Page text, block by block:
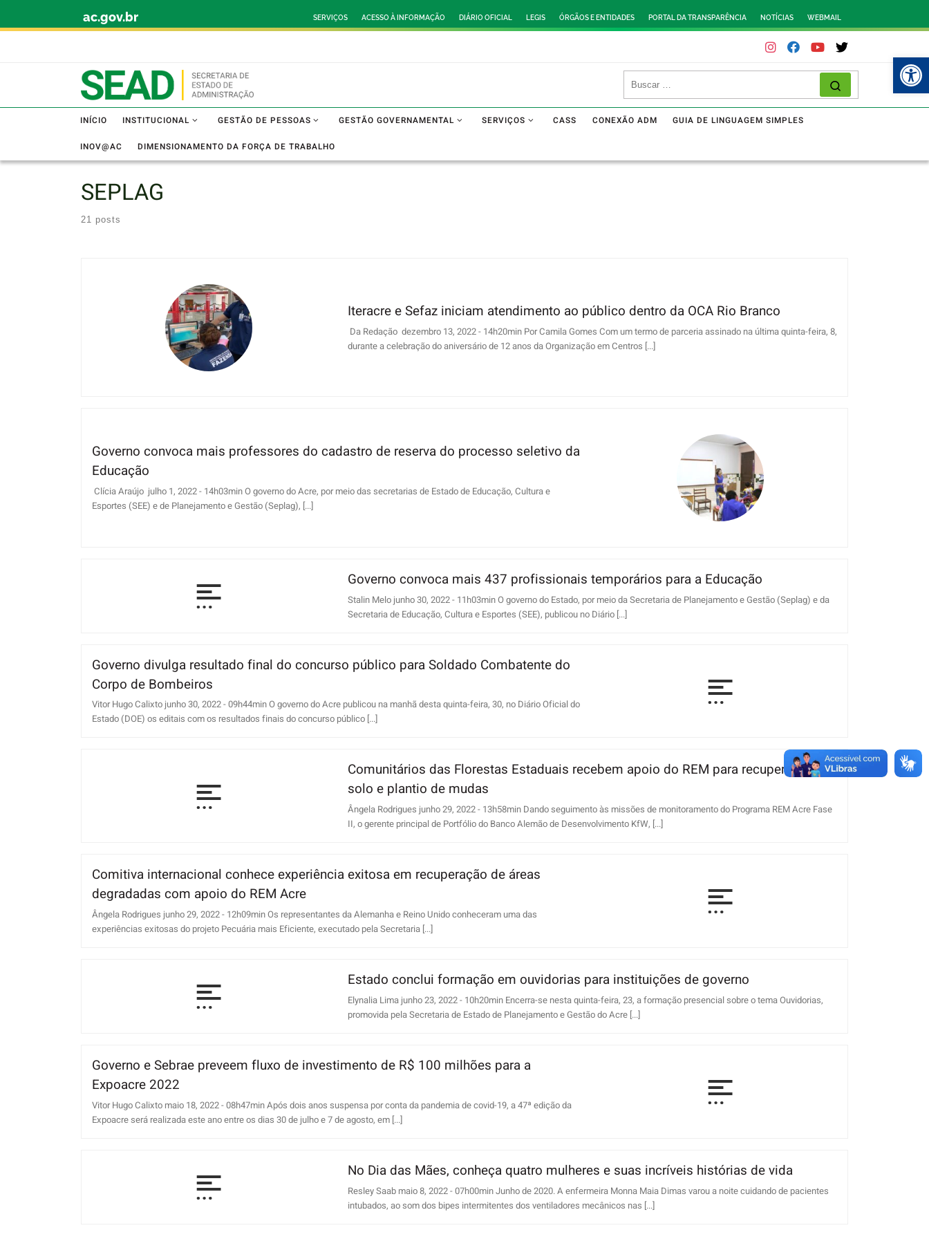
ac.gov.br SERVIÇOS ACESSO À INFORMAÇÃO DIÁRIO OFICIAL LEGIS ÓRGÃOS E ENTIDADES PORTAL DA TRANSPARÊNCIA NOTÍCIAS WEBMAIL
INÍCIO INSTITUCIONAL GESTÃO DE PESSOAS GESTÃO GOVERNAMENTAL SERVIÇOS CASS CONEXÃO ADM GUIA DE LINGUAGEM SIMPLES
INOV@AC DIMENSIONAMENTO DA FORÇA DE TRABALHO
SEPLAG
21 posts
Iteracre e Sefaz iniciam atendimento ao público dentro da OCA Rio Branco
Da Redação dezembro 13, 2022 - 14h20min Por Camila Gomes Com um termo de parceria assinado na última quinta-feira, 8,
durante a celebração do aniversário de 12 anos da Organização em Centros [...]
Governo convoca mais professores do cadastro de reserva do processo seletivo da
Educação
Clícia Araújo julho 1, 2022 - 14h03min O governo do Acre, por meio das secretarias de Estado de Educação, Cultura e
Esportes (SEE) e de Planejamento e Gestão (Seplag), [...]
Governo convoca mais 437 profissionais temporários para a Educação
Stalin Melo junho 30, 2022 - 11h03min O governo do Estado, por meio da Secretaria de Planejamento e Gestão (Seplag) e da
Secretaria de Educação, Cultura e Esportes (SEE), publicou no Diário [...]
Governo divulga resultado final do concurso público para Soldado Combatente do
Corpo de Bombeiros
Vitor Hugo Calixto junho 30, 2022 - 09h44min O governo do Acre publicou na manhã desta quinta-feira, 30, no Diário Oficial do
Estado (DOE) os editais com os resultados finais do concurso público [...]
Comunitários das Florestas Estaduais recebem apoio do REM para recuperação de
solo e plantio de mudas
Ângela Rodrigues junho 29, 2022 - 13h58min Dando seguimento às missões de monitoramento do Programa REM Acre Fase
II, o gerente principal de Portfólio do Banco Alemão de Desenvolvimento KfW, [...]
Comitiva internacional conhece experiência exitosa em recuperação de áreas
degradadas com apoio do REM Acre
Ângela Rodrigues junho 29, 2022 - 12h09min Os representantes da Alemanha e Reino Unido conheceram uma das
experiências exitosas do projeto Pecuária mais Eficiente, executado pela Secretaria [...]
Estado conclui formação em ouvidorias para instituições de governo
Elynalia Lima junho 23, 2022 - 10h20min Encerra-se nesta quinta-feira, 23, a formação presencial sobre o tema Ouvidorias,
promovida pela Secretaria de Estado de Planejamento e Gestão do Acre [...]
Governo e Sebrae preveem fluxo de investimento de R$ 100 milhões para a
Expoacre 2022
Vitor Hugo Calixto maio 18, 2022 - 08h47min Após dois anos suspensa por conta da pandemia de covid-19, a 47ª edição da
Expoacre será realizada este ano entre os dias 30 de julho e 7 de agosto, em [...]
No Dia das Mães, conheça quatro mulheres e suas incríveis histórias de vida
Resley Saab maio 8, 2022 - 07h00min Junho de 2020. A enfermeira Monna Maia Dimas varou a noite cuidando de pacientes
intubados, ao som dos bipes intermitentes dos ventiladores mecânicos nas [...]